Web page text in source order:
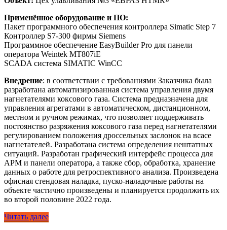
Применённое оборудование и ПО:
Пакет программного обеспечения контроллера Simatic Step 7
Контроллер S7-300 фирмы Siemens
Программное обеспечение EasyBuilder Pro для панели
оператора Weintek MT807iE
SCADA система SIMATIC WinCC
Внедрение: в соответствии с требованиями Заказчика была
разработана автоматизированная система управления двумя
нагнетателями коксового газа. Система предназначена для
управления агрегатами в автоматическом, дистанционном,
местном и ручном режимах, что позволяет поддерживать
постоянство разряжения коксового газа перед нагнетателями
регулированием положения дроссельных заслонок на всасе
нагнетателей. Разработана система определения нештатных
ситуаций. Разработан графический интерфейс процесса для
АРМ и панели оператора, а также сбор, обработка, хранение
данных о работе для ретроспективного анализа. Произведена
офисная стендовая наладка, пуско-наладочные работы на
объекте частично произведены и планируется продолжить их
во второй половине 2022 года.
Читать далее